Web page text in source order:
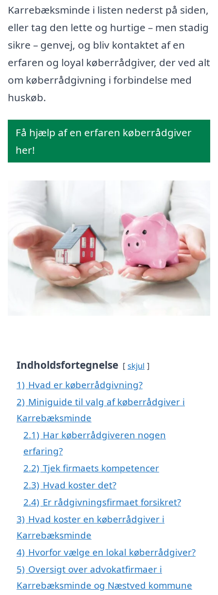
Karrebæksminde i listen nederst på siden,
eller tag den lette og hurtige – men stadig
sikre – genvej, og bliv kontaktet af en
erfaren og loyal køberrådgiver, der ved alt
om køberrådgivning i forbindelse med
huskøb.
Få hjælp af en erfaren køberrådgiver
her!
Indholdsfortegnelse skjul
1) Hvad er køberrådgivning?
2) Miniguide til valg af køberrådgiver i
Karrebæksminde
2.1) Har køberrådgiveren nogen
erfaring?
2.2) Tjek firmaets kompetencer
2.3) Hvad koster det?
2.4) Er rådgivningsfirmaet forsikret?
3) Hvad koster en køberrådgiver i
Karrebæksminde
4) Hvorfor vælge en lokal køberrådgiver?
5) Oversigt over advokatfirmaer i
Karrebæksminde og Næstved kommune